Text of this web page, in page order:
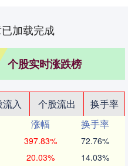
加载完成
个股实时涨跌榜
入 个股流出
换手率
涨幅
换手率
397.83% 72.76%
20.03% 14.03%